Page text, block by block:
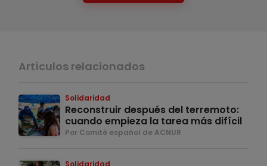
Artículos relacionados
Solidaridad
Reconstruir después del terremoto:
cuando empieza la tarea más difícil
Por Comité español de ACNUR
Solidaridad